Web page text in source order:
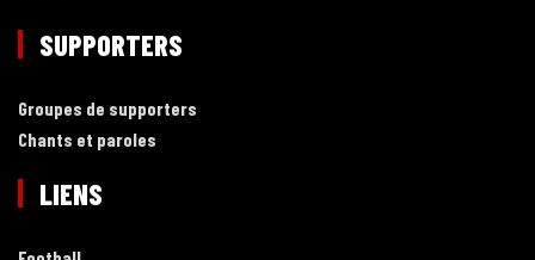
SUPPORTERS
Groupes de supporters
Chants et paroles
LIENS